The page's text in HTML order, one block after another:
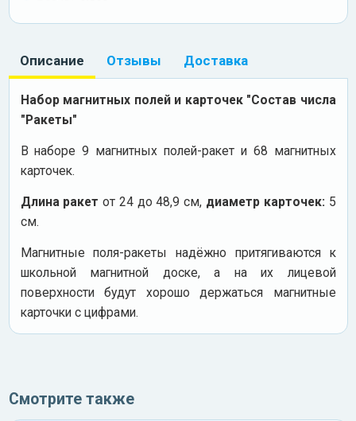
Описание Отзывы Доставка
Набор магнитных полей и карточек "Состав числа
"Ракеты"
В наборе 9 магнитных полей-ракет и 68 магнитных
карточек.
Длина ракет от 24 до 48,9 см, диаметр карточек: 5
см.
Магнитные поля-ракеты надёжно притягиваются к
школьной магнитной доске, а на их лицевой
поверхности будут хорошо держаться магнитные
карточки с цифрами.
Смотрите также